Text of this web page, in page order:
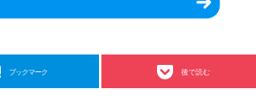
ブックマーク 後で読む